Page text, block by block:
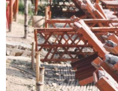
भिडियो
पत्रपत्रिका
खेलकुद